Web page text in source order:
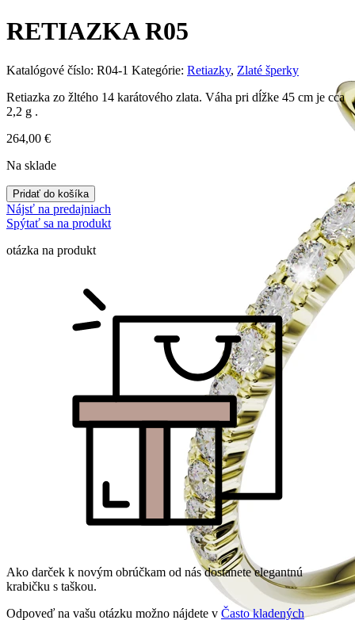
RETIAZKA R05
Katalógové číslo: R04-1 Kategórie: Retiazky, Zlaté šperky
Retiazka zo žltého 14 karátového zlata. Váha pri dĺžke 45 cm je cca
2,2 g .
264,00 €
Na sklade
Pridať do košíka
Nájsť na predajniach
Spýtať sa na produkt
otázka na produkt
Ako darček k novým obrúčkam od nás dostanete elegantnú
krabičku s taškou.
Odpoveď na vašu otázku možno nájdete v Často kladených